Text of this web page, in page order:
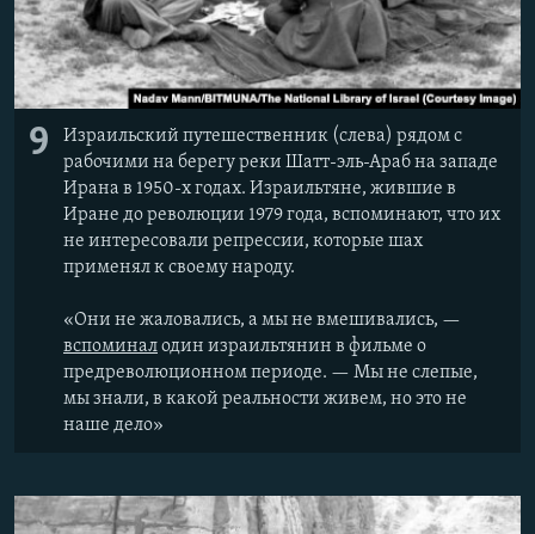
9
Израильский путешественник (слева) рядом с
рабочими на берегу реки Шатт-эль-Араб на западе
Ирана в 1950-х годах. Израильтяне, жившие в
Иране до революции 1979 года, вспоминают, что их
не интересовали репрессии, которые шах
применял к своему народу.
«Они не жаловались, а мы не вмешивались, —
вспоминалодин израильтянин в фильме о
предреволюционном периоде. — Мы не слепые,
мы знали, в какой реальности живем, но это не
наше дело»